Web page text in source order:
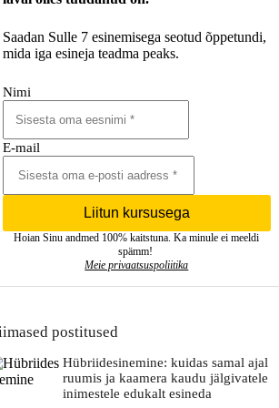
Saadan Sulle 7 esinemisega seotud õppetundi,
mida iga esineja teadma peaks.
Nimi
E-mail
Liitun kursusega
Hoian Sinu andmed 100% kaitstuna. Ka minule ei meeldi
spämm!
Meie privaatsuspoliitika
postitused
Hübriidesinemine: kuidas samal ajal
ruumis ja kaamera kaudu jälgivatele
inimestele edukalt esineda